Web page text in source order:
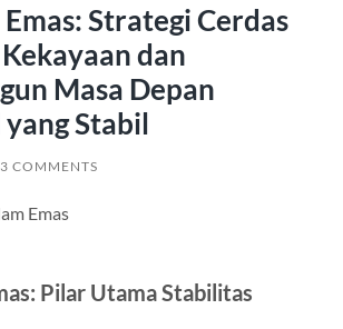
Strategi Cerdas
dan
Masa Depan
Stabil
3 COMMENTS
Pilar Utama Stabilitas